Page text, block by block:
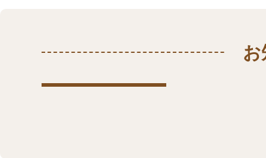
お